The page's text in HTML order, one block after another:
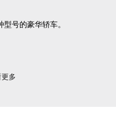
号的豪华轿车。
多